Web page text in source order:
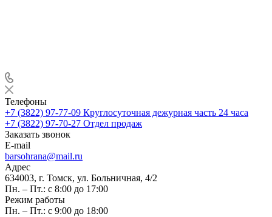
Телефоны
+7 (3822) 97-77-09 Круглосуточная дежурная часть 24 часа
+7 (3822) 97-70-27 Отдел продаж
Заказать звонок
E-mail
barsohrana@mail.ru
Адрес
634003, г. Томск, ул. Больничная, 4/2
Пн. – Пт.: с 8:00 до 17:00
Режим работы
Пн. – Пт.: с 9:00 до 18:00